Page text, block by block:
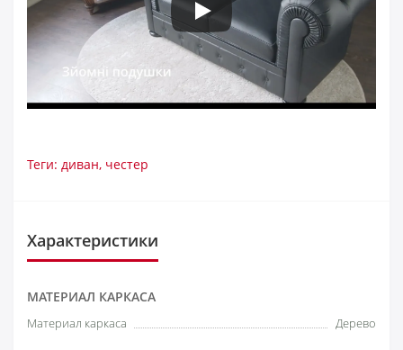
Теги: диван, честер
Характеристики
МАТЕРИАЛ КАРКАСА
Материал каркаса Дерево